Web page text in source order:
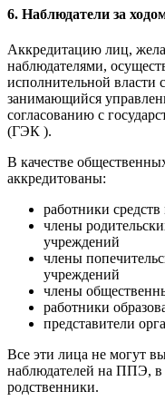
6. Наблюдатели за
Аккредитацию лиц,
наблюдателями,
исполнительной власти
занимающийся
согласованию с
(ГЭК ).
В качестве
аккредитованы:
работники
члены
учреждений
члены
учреждений
члены
работники
представители
Все эти лица не могут
наблюдателей на ППЭ, в
родственники.